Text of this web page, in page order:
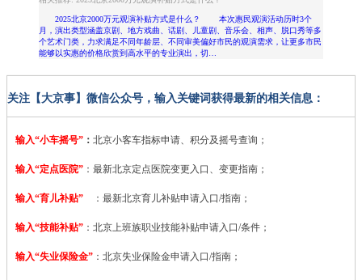
2025北京2000万元观演补贴方式是什么？ 本次惠民观演活动历时3个
月，演出类型涵盖京剧、地方戏曲、话剧、儿童剧、音乐会、相声、脱口秀等多
个艺术门类，力求满足不同年龄层、不同审美偏好市民的观演需求，让更多市民
能够以实惠的价格欣赏到高水平的专业演出，切…
关注【大京事】微信公众号，输入关键词获得最新的相关信息：
输入“小车摇号” ： 北京小客车指标申请、积分及摇号查询；
输入“定点医院” ： 最新北京定点医院变更入口、变更指南；
输入“育儿补贴” ：最新北京育儿补贴申请入口/指南；
输入“技能补贴” ： 北京上班族职业技能补贴申请入口/条件；
输入“失业保险金” ：北京失业保险金申请入口/指南；